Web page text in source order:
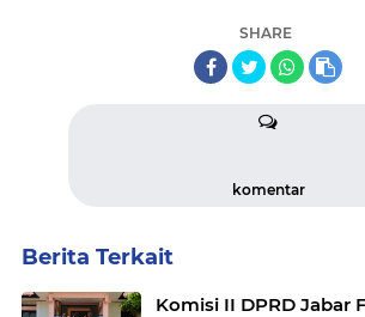
SHARE
komentar
Berita Terkait
Komisi II DPRD Jabar